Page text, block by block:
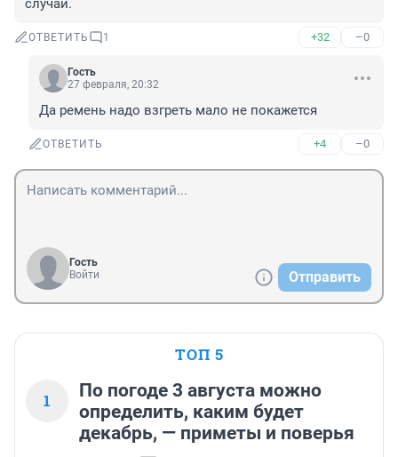
случай.
ОТВЕТИТЬ 1 +32 –0
Гость
27 февраля, 20:32
Да ремень надо взгреть мало не покажется
ОТВЕТИТЬ +4 –0
Гость
Войти
Отправить
ТОП 5
1
По погоде 3 августа можно
определить, каким будет
декабрь, — приметы и поверья